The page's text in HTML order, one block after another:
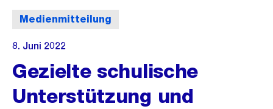
Medienmitteilung
8. Juni 2022
Gezielte schulische
Unterstützung und